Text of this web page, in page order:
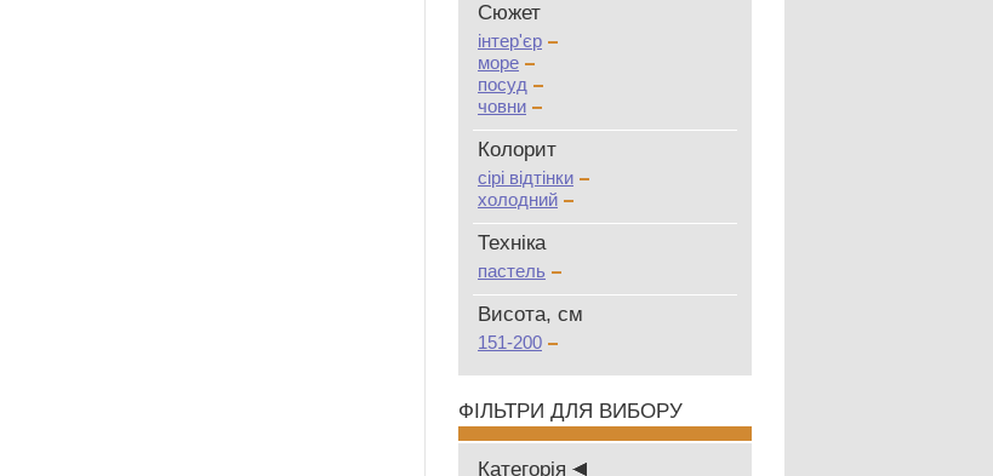
Сюжет
інтер'єр
море
посуд
човни
Колорит
сірі відтінки
холодний
Техніка
пастель
Висота, см
151-200
ФІЛЬТРИ ДЛЯ ВИБОРУ
Категорія